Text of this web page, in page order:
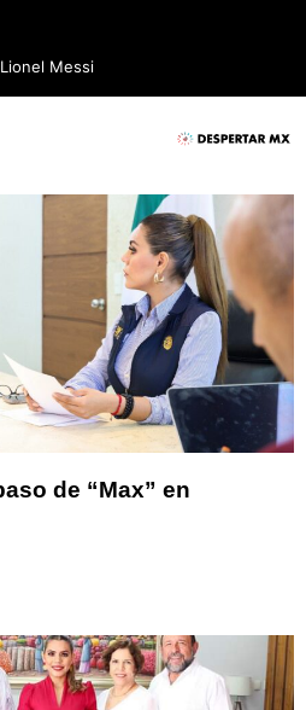
de “Max” en